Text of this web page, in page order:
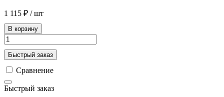
1 115 ₽ / шт
В корзину
Быстрый заказ
Сравнение
Быстрый заказ